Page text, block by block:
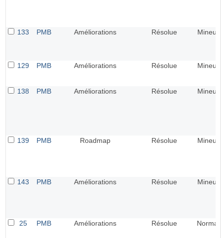
133 PMB Améliorations Résolue Mineur
129 PMB Améliorations Résolue Mineur
138 PMB Améliorations Résolue Mineur
139 PMB Roadmap Résolue Mineur
143 PMB Améliorations Résolue Mineur
25 PMB Améliorations Résolue Normal